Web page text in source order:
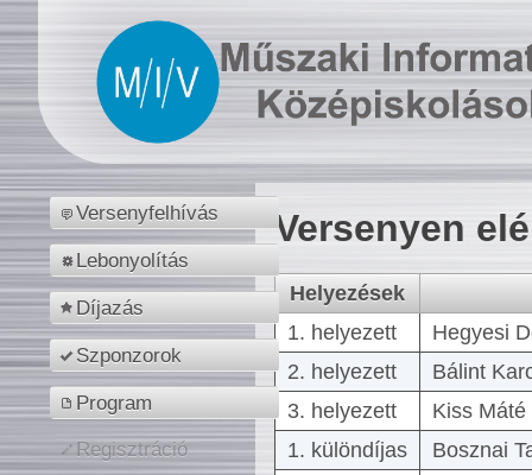
Versenyfelhívás
Lebonyolítás
Díjazás
Szponzorok
Program
Regisztráció
Versenyen
Helyezések
1. helyezett
Hegyesi
2. helyezett
Bálint
3. helyezett
Kiss
1. különdíjas
Bosznai